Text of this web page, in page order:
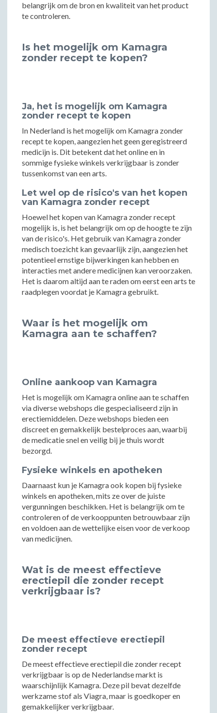
belangrijk om de bron en kwaliteit van het product
te controleren.
Is het mogelijk om Kamagra
zonder recept te kopen?
Ja, het is mogelijk om Kamagra
zonder recept te kopen
In Nederland is het mogelijk om Kamagra zonder
recept te kopen, aangezien het geen geregistreerd
medicijn is. Dit betekent dat het online en in
sommige fysieke winkels verkrijgbaar is zonder
tussenkomst van een arts.
Let wel op de risico's van het kopen
van Kamagra zonder recept
Hoewel het kopen van Kamagra zonder recept
mogelijk is, is het belangrijk om op de hoogte te zijn
van de risico's. Het gebruik van Kamagra zonder
medisch toezicht kan gevaarlijk zijn, aangezien het
potentieel ernstige bijwerkingen kan hebben en
interacties met andere medicijnen kan veroorzaken.
Het is daarom altijd aan te raden om eerst een arts te
raadplegen voordat je Kamagra gebruikt.
Waar is het mogelijk om
Kamagra aan te schaffen?
Online aankoop van Kamagra
Het is mogelijk om Kamagra online aan te schaffen
via diverse webshops die gespecialiseerd zijn in
erectiemiddelen. Deze webshops bieden een
discreet en gemakkelijk bestelproces aan, waarbij
de medicatie snel en veilig bij je thuis wordt
bezorgd.
Fysieke winkels en apotheken
Daarnaast kun je Kamagra ook kopen bij fysieke
winkels en apotheken, mits ze over de juiste
vergunningen beschikken. Het is belangrijk om te
controleren of de verkooppunten betrouwbaar zijn
en voldoen aan de wettelijke eisen voor de verkoop
van medicijnen.
Wat is de meest effectieve
erectiepil die zonder recept
verkrijgbaar is?
De meest effectieve erectiepil
zonder recept
De meest effectieve erectiepil die zonder recept
verkrijgbaar is op de Nederlandse markt is
waarschijnlijk Kamagra. Deze pil bevat dezelfde
werkzame stof als Viagra, maar is goedkoper en
gemakkelijker verkrijgbaar.